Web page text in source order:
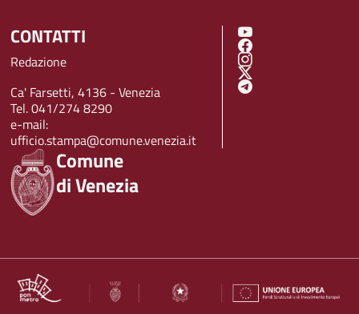
Comune
di Venezia
CONTATTI
Redazione
Ca' Farsetti, 4136 - Venezia
Tel. 041/274 8290
e-mail:
ufficio.stampa@comune.venezia.it
SOCIAL MENU